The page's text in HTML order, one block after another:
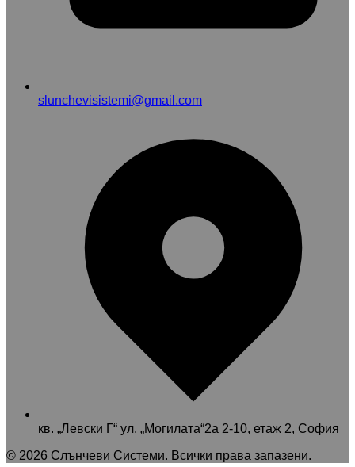
slunchevisistemi@gmail.com
кв. „Левски Г“ ул. „Могилата“2а 2-10, етаж 2, София
© 2026 Слънчеви Системи. Всички права запазени.